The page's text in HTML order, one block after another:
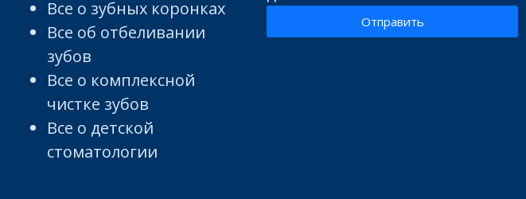
Все о зубных коронках
Все об отбеливании
зубов
Все о комплексной
чистке зубов
Все о детской
стоматологии
Отправить